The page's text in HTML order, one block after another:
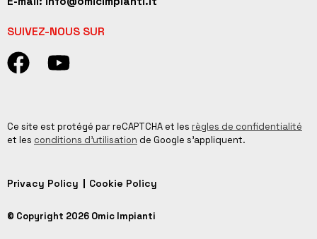
SUIVEZ-NOUS SUR
Ce site est protégé par reCAPTCHA et les règles de confidentialité
et les conditions d’utilisation de Google s’appliquent.
Privacy Policy Cookie Policy
© Copyright 2026 Omic Impianti